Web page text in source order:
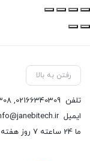
رفتن به بالا
تلفن 02166340309
,
ایمیل
ما 24 ساعته 7 روز هفته پاسخگوی شما هستیم.